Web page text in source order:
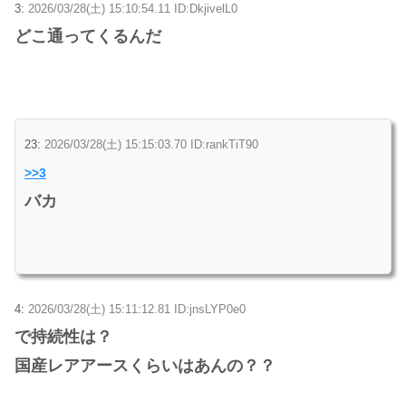
3: 2026/03/28(土) 15:10:54.11 ID:DkjivelL0
どこ通ってくるんだ
23: 2026/03/28(土) 15:15:03.70 ID:rankTiT90
>>3
バカ
4: 2026/03/28(土) 15:11:12.81 ID:jnsLYP0e0
で持続性は？
国産レアアースくらいはあんの？？